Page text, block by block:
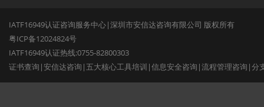
IATF16949认证咨询服务中心|深圳市安信达咨询有限公司 版权所有
粤ICP备12024824号
IATF16949认证热线:0755-82800303
证书查询 |安信达咨询 | 五大核心工具培训 |信息安全咨询 |流程管理咨询 |分